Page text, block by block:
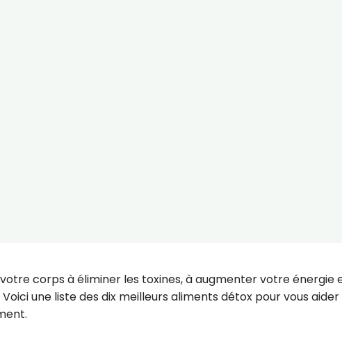
corps à éliminer les toxines, à augmenter votre énergie
une liste des dix meilleurs aliments détox pour vous aider